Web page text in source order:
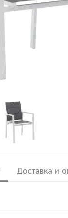
Доставка и